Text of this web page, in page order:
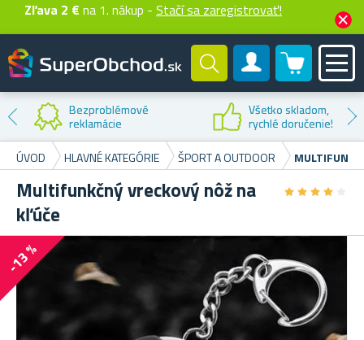
Zľava 2 € na 1. nákup - Stačí sa zaregistrovať!
Zákaznícky účet
0 produktů
Bezproblémové
reklamácie
Všetko skladom,
rychlé doručenie!
ÚVOD
HLAVNÉ KATEGÓRIE ŠPORT A OUTDOOR
Multifunkčný vreckový nôž na
kľúče
★★★★
★★★★
-13 %